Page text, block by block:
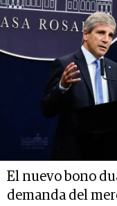
El nuevo bono
demanda del